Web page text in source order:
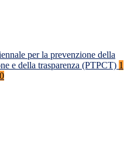
per la prevenzione della
e della trasparenza (PTPCT) 1